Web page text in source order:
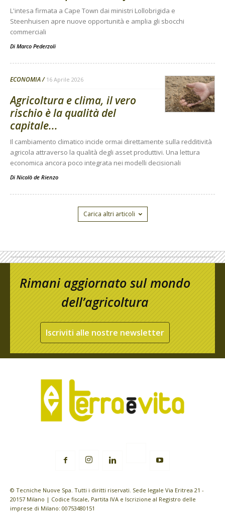
L'intesa firmata a Cape Town dai ministri Lollobrigida e
Steenhuisen apre nuove opportunità e amplia gli sbocchi
commerciali
Di Marco Pederzoli
ECONOMIA 16 Aprile 2026
Agricoltura e clima, il vero
rischio è la qualità del
capitale...
Il cambiamento climatico incide ormai direttamente sulla redditività
agricola attraverso la qualità degli asset produttivi. Una lettura
economica ancora poco integrata nei modelli decisionali
Di Nicolò de Rienzo
Carica altri articoli
Rimani aggiornato sul mondo
dell’agricoltura
Iscriviti alle nostre newsletter
© Tecniche Nuove Spa. Tutti i diritti riservati. Sede legale Via Eritrea 21 -
20157 Milano | Codice fiscale, Partita IVA e Iscrizione al Registro delle
imprese di Milano: 00753480151